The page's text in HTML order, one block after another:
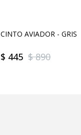
CINTO AVIADOR - GRIS
$ 445 $ 890